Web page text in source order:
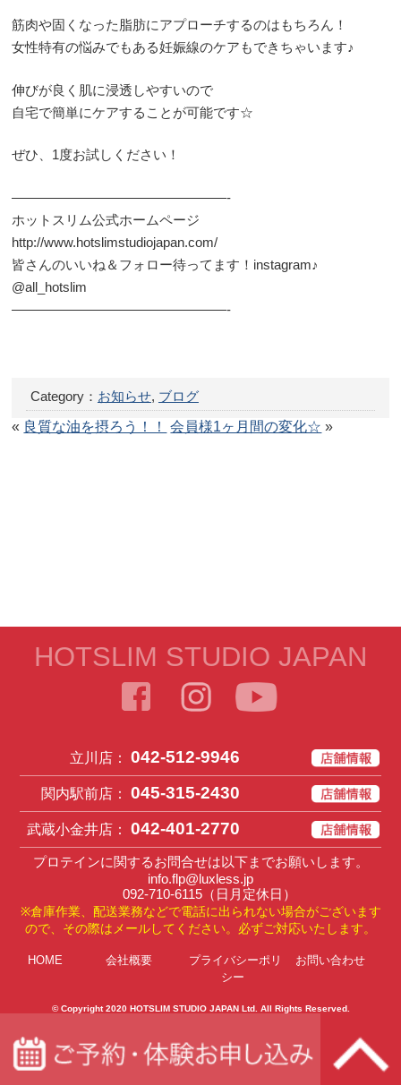
筋肉や固くなった脂肪にアプローチするのはもちろん！
女性特有の悩みでもある妊娠線のケアもできちゃいます♪
伸びが良く肌に浸透しやすいので
自宅で簡単にケアすることが可能です☆
ぜひ、1度お試しください！
————————————————-
ホットスリム公式ホームページ
http://www.hotslimstudiojapan.com/
皆さんのいいね＆フォロー待ってます！instagram♪
@all_hotslim
————————————————-
Category： お知らせ, ブログ
« 良質な油を摂ろう！！ 会員様1ヶ月間の変化☆ »
HOTSLIM STUDIO JAPAN
立川店： 042-512-9946
関内駅前店： 045-315-2430
武蔵小金井店： 042-401-2770
プロテインに関するお問合せは以下までお願いします。
info.flp@luxless.jp
092-710-6115（日月定休日）
※倉庫作業、配送業務などで電話に出られない場合がございます
ので、その際はメールしてください。必ずご対応いたします。
HOME 会社概要
プライバシーポリ
シー
お問い合わせ
© Copyright 2020 HOTSLIM STUDIO JAPAN Ltd. All Rights Reserved.